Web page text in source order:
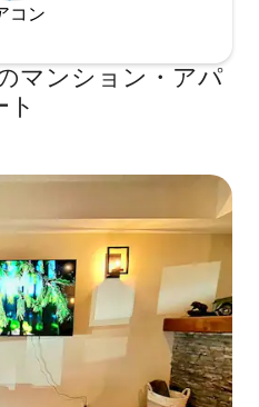
コン
マンション・アパ
ト